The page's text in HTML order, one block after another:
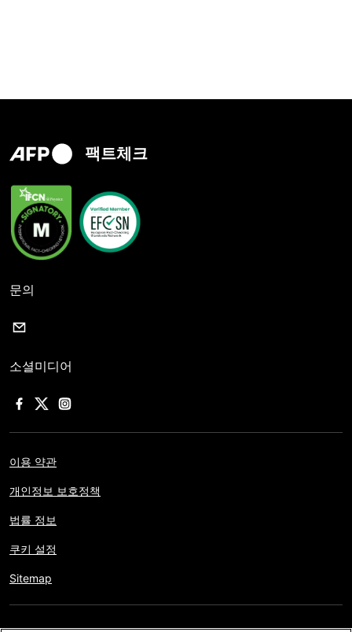
팩트체크
문의
소셜미디어
이용 약관
개인정보 보호정책
법률 정보
쿠키 설정
Sitemap